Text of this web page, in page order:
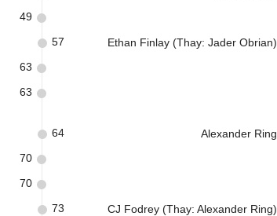
49
Ethan Finlay (Thay: Jader Obrian)
57
63
63
Alexander Ring
64
70
70
CJ Fodrey (Thay: Alexander Ring)
73